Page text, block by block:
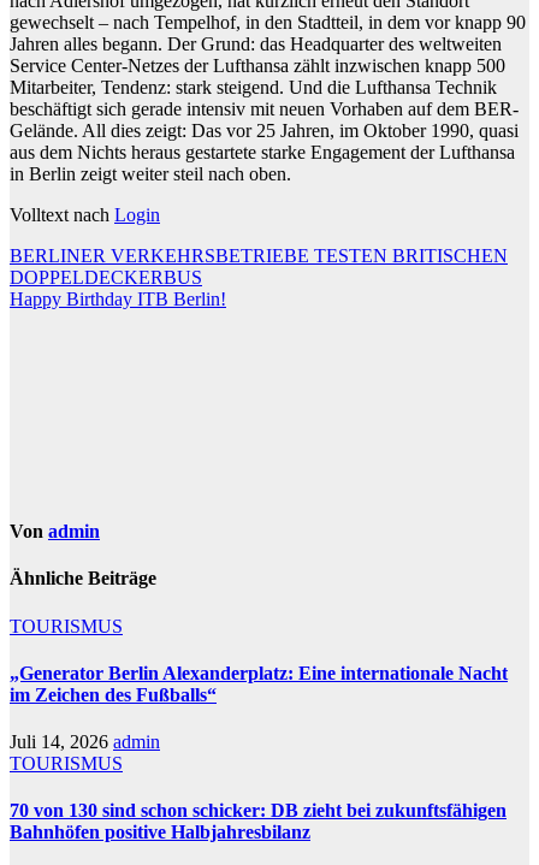
gewechselt – nach Tempelhof, in den Stadtteil, in dem vor knapp 90
Jahren alles begann. Der Grund: das Headquarter des weltweiten
Service Center-Netzes der Lufthansa zählt inzwischen knapp 500
Mitarbeiter, Tendenz: stark steigend. Und die Lufthansa Technik
beschäftigt sich gerade intensiv mit neuen Vorhaben auf dem BER-
Gelände. All dies zeigt: Das vor 25 Jahren, im Oktober 1990, quasi
aus dem Nichts heraus gestartete starke Engagement der Lufthansa
in Berlin zeigt weiter steil nach oben.
Volltext nach Login
Beitragsnavigation
BERLINER VERKEHRSBETRIEBE TESTEN BRITISCHEN
DOPPELDECKERBUS
Happy Birthday ITB Berlin!
Von admin
Ähnliche Beiträge
TOURISMUS
„Generator Berlin Alexanderplatz: Eine internationale Nacht
im Zeichen des Fußballs“
Juli 14, 2026 admin
TOURISMUS
70 von 130 sind schon schicker: DB zieht bei zukunftsfähigen
Bahnhöfen positive Halbjahresbilanz